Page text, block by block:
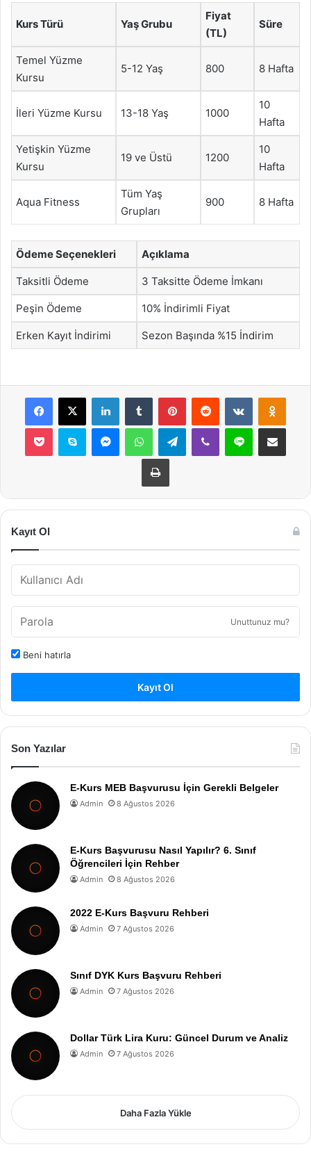
Kurs Türü Yaş Grubu
Fiyat
(TL)
Süre
Temel Yüzme
Kursu
5-12 Yaş 800 8 Hafta
İleri Yüzme Kursu 13-18 Yaş 1000
10
Hafta
Yetişkin Yüzme
Kursu
19 ve Üstü 1200
10
Hafta
Aqua Fitness
Tüm Yaş
Grupları
900 8 Hafta
Ödeme Seçenekleri Açıklama
Taksitli Ödeme 3 Taksitte Ödeme İmkanı
Peşin Ödeme 10% İndirimli Fiyat
Erken Kayıt İndirimi Sezon Başında %15 İndirim
Facebook
X LinkedInTumblr PinterestReddit VKontakte
Pocket Skype MessengerWhatsAppTelegramViber Line E-Posta ile
Yazdır
Kayıt Ol
Unuttunuz mu?
Beni hatırla
Kayıt Ol
Son Yazılar
E-Kurs MEB Başvurusu İçin Gerekli Belgeler
Admin 8 Ağustos 2026
E-Kurs Başvurusu Nasıl Yapılır? 6. Sınıf
Öğrencileri İçin Rehber
Admin 8 Ağustos 2026
2022 E-Kurs Başvuru Rehberi
Admin 7 Ağustos 2026
Sınıf DYK Kurs Başvuru Rehberi
Admin 7 Ağustos 2026
Dollar Türk Lira Kuru: Güncel Durum ve Analiz
Admin 7 Ağustos 2026
Daha Fazla Yükle